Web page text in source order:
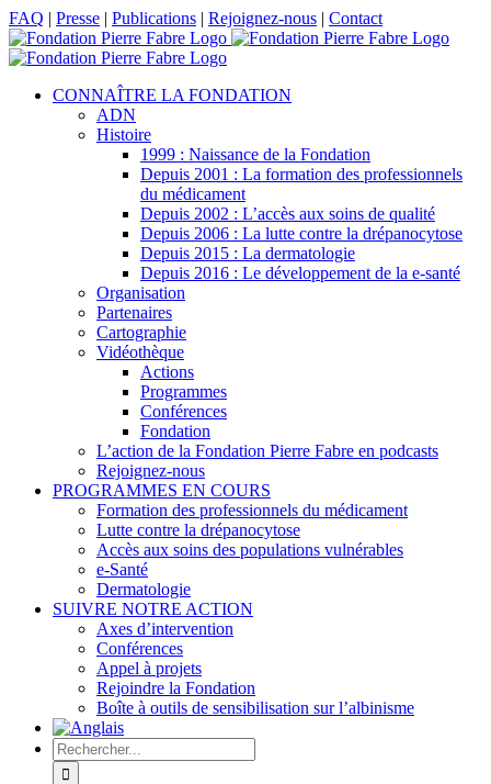
Passer
au
contenu
Facebook
X
LinkedIn
YouTube
FAQ | Presse | Publications | Rejoignez-nous | Contact
CONNAÎTRE LA FONDATION
ADN
Histoire
1999 : Naissance de la Fondation
Depuis 2001 : La formation des professionnels
du médicament
Depuis 2002 : L’accès aux soins de qualité
Depuis 2006 : La lutte contre la drépanocytose
Depuis 2015 : La dermatologie
Depuis 2016 : Le développement de la e-santé
Organisation
Partenaires
Cartographie
Vidéothèque
Actions
Programmes
Conférences
Fondation
L’action de la Fondation Pierre Fabre en podcasts
Rejoignez-nous
PROGRAMMES EN COURS
Formation des professionnels du médicament
Lutte contre la drépanocytose
Accès aux soins des populations vulnérables
e-Santé
Dermatologie
SUIVRE NOTRE ACTION
Axes d’intervention
Conférences
Appel à projets
Rejoindre la Fondation
Boîte à outils de sensibilisation sur l’albinisme
Rechercher: